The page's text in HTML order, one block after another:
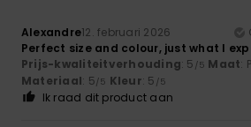
Alexandre12. februari 2026
Perfect size and colour, just what I
Prijs-kwaliteitverhouding: 5 /5 Maat:
Materiaal: 5/5 Kleur: 5 /5
Ik raad dit product aan